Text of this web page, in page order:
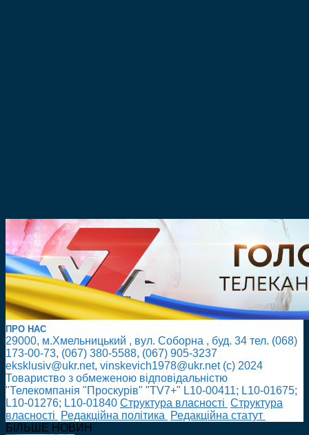
ПРО НАС
29000, м.Хмельницький , вул. Соборна , буд. 34 тел. (068)
173-00-73, (067) 380-5588, (067) 905-3237
eksklusiv@ukr.net, vinskevich1978@ukr.net (с) 2024
Товариство з обмеженою відповідальністю
"Телекомпанія "Проскурів" "TV7+" L10-00411; L10-01675;
L10-01276; L10-01840 Cтруктура власності Cтруктура
власності
Редакційна політика
Редакційна статут
БІЛЬШЕ НОВИН